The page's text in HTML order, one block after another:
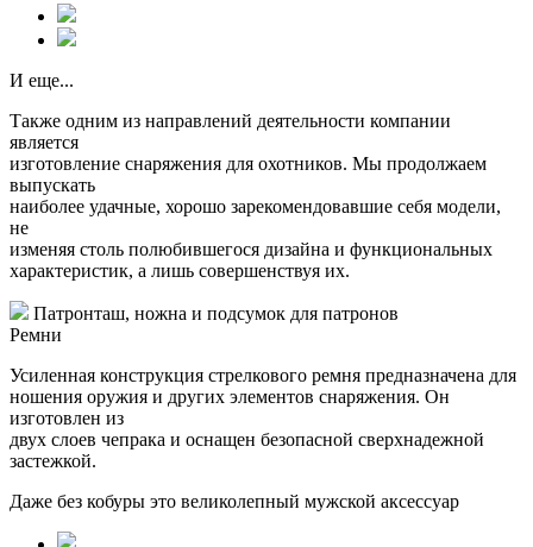
И еще...
Также одним из направлений деятельности компании
является
изготовление снаряжения для охотников. Мы продолжаем
выпускать
наиболее удачные, хорошо зарекомендовавшие себя модели,
не
изменяя столь полюбившегося дизайна и функциональных
характеристик, а лишь совершенствуя их.
Патронташ, ножна и подсумок для патронов
Ремни
Усиленная конструкция стрелкового ремня предназначена для
ношения оружия и других элементов снаряжения. Он
изготовлен из
двух слоев чепрака и оснащен безопасной сверхнадежной
застежкой.
Даже без кобуры это великолепный мужской аксессуар